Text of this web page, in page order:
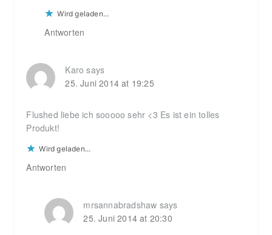
Wird geladen...
Antworten
Karo says
25. Juni 2014 at 19:25
Flushed liebe ich sooooo sehr <3 Es ist ein tolles
Produkt!
Wird geladen...
Antworten
mrsannabradshaw says
25. Juni 2014 at 20:30